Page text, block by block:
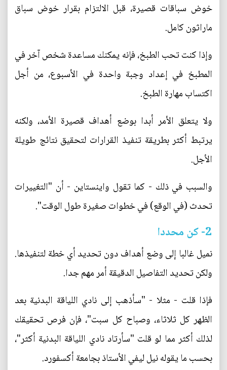
خوض سباقات قصيرة، قبل الالتزام بقرار خوض سباق
ماراثون كامل.
وإذا كنت تحب الطبخ، فإنه يمكنك مساعدة شخص آخر في
المطبخ في إعداد وجبة واحدة في الأسبوع، من أجل
اكتساب مهارة الطبخ.
ولا يتعلق الأمر أبدا بوضع أهداف قصيرة الأمد، ولكنه
يرتبط أكثر بطريقة تنفيذ القرارات لتحقيق نتائج طويلة
الأجل.
والسبب في ذلك - كما تقول واينستاين - أن "التغييرات
تحدث (في الوقع) في خطوات صغيرة طول الوقت".
2- كن محددا
نميل غالبا إلى وضع أهداف دون تحديد أي خطة لتنفيذها.
ولكن تحديد التفاصيل الدقيقة أمر مهم جدا.
فإذا قلت - مثلا - "سأذهب إلى نادي اللياقة البدنية بعد
الظهر كل ثلاثاء، وصباح كل سبت"، فإن فرص تحقيقك
لذلك أكثر مما لو قلت "سأرتاد نادي اللياقة البدنية أكثر"،
بحسب ما يقوله نيل ليفي الأستاذ بجامعة أكسفورد.